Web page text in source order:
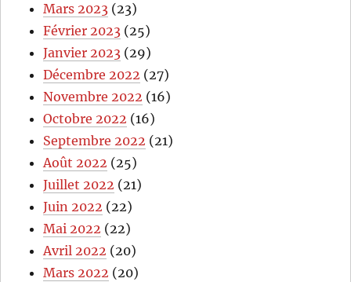
Mars 2023 (23)
Février 2023 (25)
Janvier 2023 (29)
Décembre 2022 (27)
Novembre 2022 (16)
Octobre 2022 (16)
Septembre 2022 (21)
Août 2022 (25)
Juillet 2022 (21)
Juin 2022 (22)
Mai 2022 (22)
Avril 2022 (20)
Mars 2022 (20)